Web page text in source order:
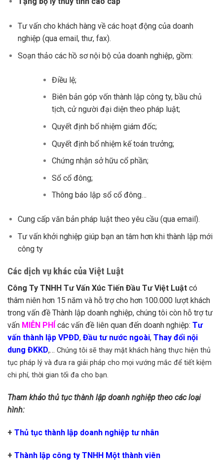
Tư vấn cho khách hàng về các hoạt động của doanh
nghiệp (qua email, thư, fax).
Soạn thảo các hồ sơ nội bộ của doanh nghiệp, gồm:
Điều lệ;
Biên bản góp vốn thành lập công ty, bầu chủ
tịch, cử người đại diện theo pháp luật;
Quyết định bổ nhiệm giám đốc;
Quyết định bổ nhiệm kế toán trưởng;
Chứng nhận sở hữu cổ phần;
Sổ cổ đông;
Thông báo lập sổ cổ đông…
Cung cấp văn bản pháp luật theo yêu cầu (qua email).
Tư vấn khởi nghiệp giúp bạn an tâm hơn khi thành lập mới
công ty
Các dịch vụ khác của Việt Luật
Công Ty TNHH Tư Vấn Xúc Tiến Đầu Tư Việt Luật có
thâm niên hơn 15 năm và hỗ trợ cho hơn 100.000 lượt khách
trong vấn đề Thành lập doanh nghiệp, chúng tôi còn hỗ trợ tư
vấn MIỄN PHÍ các vấn đề liên quan đến doanh nghiệp: Tư
vấn thành lập VPĐD, Đầu tư nước ngoài, Thay đổi nội
dung ĐKKD,… Chúng tôi sẽ thay mặt khách hàng thực hiện thủ
tục pháp lý và đưa ra giải pháp cho mọi vướng mắc để tiết kiệm
chi phí, thời gian tối đa cho bạn.
Tham khảo thủ tục thành lập doanh nghiệp theo các loại
hình:
+ Thủ tục thành lập doanh nghiệp tư nhân
+ Thành lập công ty TNHH Một thành viên